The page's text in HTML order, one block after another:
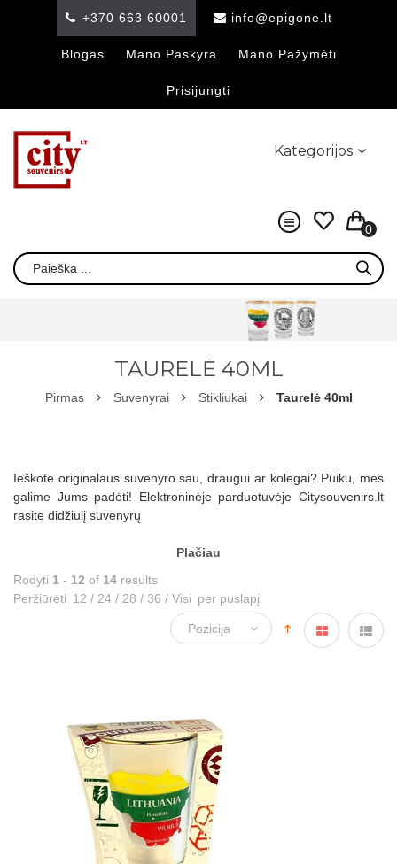
+370 663 60001 info@epigone.lt
Blogas Mano Paskyra Mano Pažymėti
Prisijungti
Kategorijos
0
TAURELĖ 40ML
Pirmas Suvenyrai Stikliukai Taurelė 40ml
Ieškote originalaus suvenyro sau, draugui ar kolegai? Puiku, mes
galime Jums padėti! Elektroninėje parduotuvėje Citysouvenirs.lt
rasite didžiulį suvenyrų
Plačiau
Rodyti 1 - 12 of 14 results
Peržiūrėti 12 / 24 / 28 / 36 / Visi per puslapį